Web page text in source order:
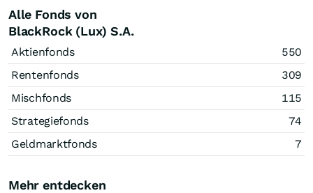
Alle Fonds von
BlackRock (Lux) S.A.
Aktienfonds
550
Rentenfonds
309
Mischfonds
115
Strategiefonds
74
Geldmarktfonds
7
Mehr entdecken